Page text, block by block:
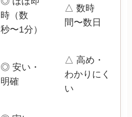
時（数
秒〜1分）
△ 数時
間〜数日
◎ 安い・
明確
△ 高め・
わかりにく
い